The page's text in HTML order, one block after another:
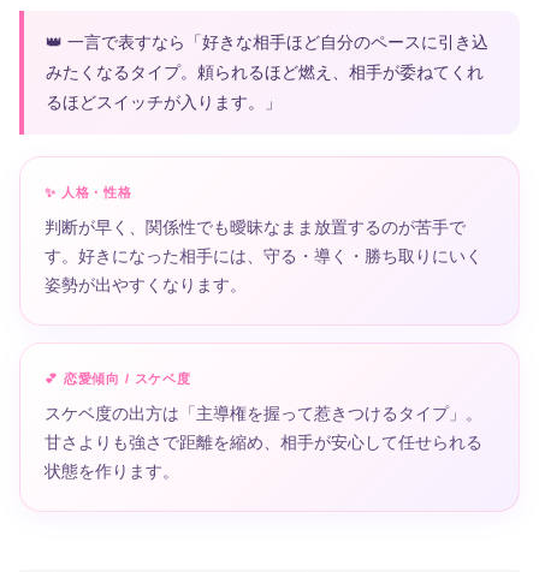
👑 一言で表すなら「好きな相手ほど自分のペースに引き込
みたくなるタイプ。頼られるほど燃え、相手が委ねてくれ
るほどスイッチが入ります。」
✨ 人格・性格
判断が早く、関係性でも曖昧なまま放置するのが苦手で
す。好きになった相手には、守る・導く・勝ち取りにいく
姿勢が出やすくなります。
💕 恋愛傾向 / スケベ度
スケベ度の出方は「主導権を握って惹きつけるタイプ」。
甘さよりも強さで距離を縮め、相手が安心して任せられる
状態を作ります。